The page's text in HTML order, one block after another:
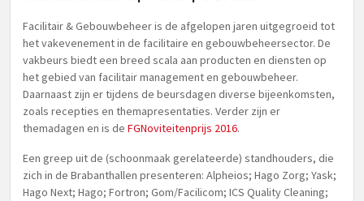
Facilitair & Gebouwbeheer is de afgelopen jaren uitgegroeid tot
het vakevenement in de facilitaire en gebouwbeheersector. De
vakbeurs biedt een breed scala aan producten en diensten op
het gebied van facilitair management en gebouwbeheer.
Daarnaast zijn er tijdens de beursdagen diverse bijeenkomsten,
zoals recepties en themapresentaties. Verder zijn er
themadagen en is de FGNoviteitenprijs 2016.
Een greep uit de (schoonmaak gerelateerde) standhouders, die
zich in de Brabanthallen presenteren: Alpheios; Hago Zorg; Yask;
Hago Next; Hago; Fortron; Gom/Facilicom; ICS Quality Cleaning;